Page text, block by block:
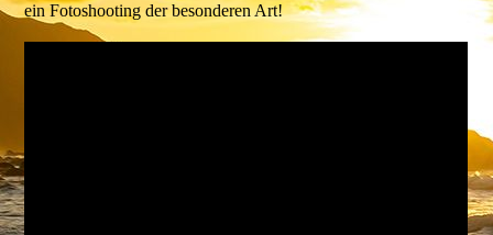
ein Fotoshooting der besonderen Art!